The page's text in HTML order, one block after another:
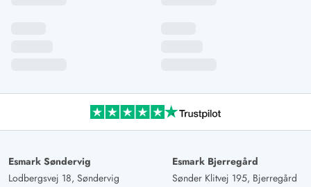
Esmark Søndervig
Lodbergsvej 18, Søndervig
Esmark Bjerregård
Sønder Klitvej 195, Bjerregård